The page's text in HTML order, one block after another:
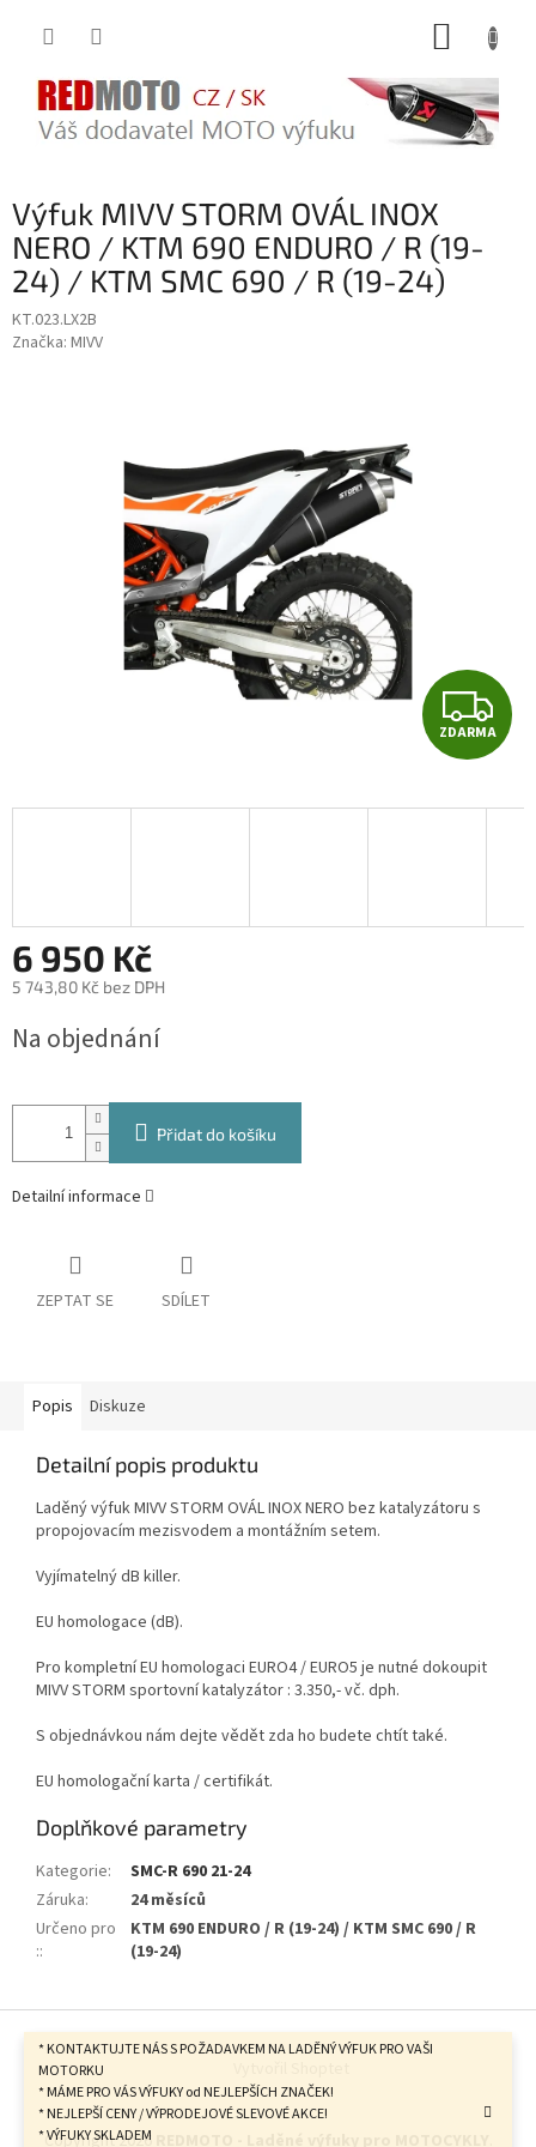
* KONTAKTUJTE NÁS S POŽADAVKEM NA LADĚNÝ VÝFUK PRO VAŠI
MOTORKU
* MÁME PRO VÁS VÝFUKY od NEJLEPŠÍCH ZNAČEK!
* NEJLEPŠÍ CENY / VÝPRODEJOVÉ SLEVOVÉ AKCE!
* VÝFUKY SKLADEM
Výfuk MIVV STORM OVÁL INOX
NERO / KTM 690 ENDURO / R (19-
24) / KTM SMC 690 / R (19-24)
KT.023.LX2B
Značka: MIVV
Z
D
A
ZDARMA
6 950 Kč
5 743,80 Kč bez DPH
cena:
Na objednání
Přidat do košíku
Detailní informace
ZEPTAT SE SDÍLET
Popis Diskuze
Detailní popis produktu
Laděný výfuk MIVV STORM OVÁL INOX NERO bez katalyzátoru s
propojovacím mezisvodem a montážním setem.
Vyjímatelný dB killer.
EU homologace (dB).
Pro kompletní EU homologaci EURO4 / EURO5 je nutné dokoupit
MIVV STORM sportovní katalyzátor : 3.350,- vč. dph.
S objednávkou nám dejte vědět zda ho budete chtít také.
EU homologační karta / certifikát.
Doplňkové parametry
Kategorie:
SMC-R 690 21-24
Záruka:
24 měsíců
Určeno pro
::
KTM 690 ENDURO / R (19-24) / KTM SMC 690 / R
(19-24)
Copyright 2026